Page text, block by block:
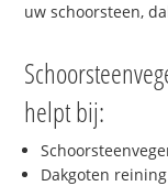
uw schoorsteen,
helpt bij:
Dakgoten